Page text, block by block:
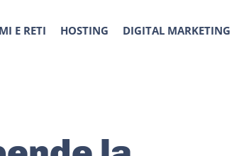
E RETI HOSTING DIGITAL MARKETING